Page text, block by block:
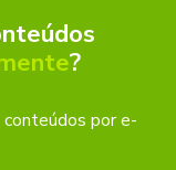
?
por e-